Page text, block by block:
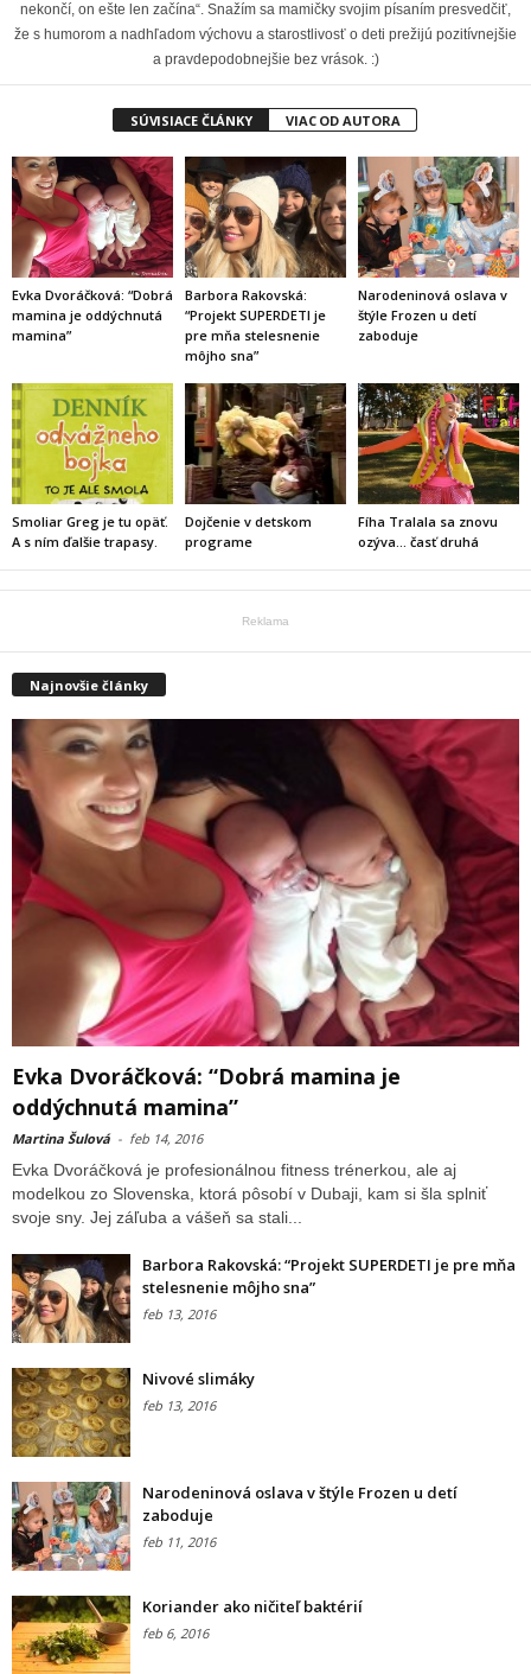
nekončí, on ešte len začína“. Snažím sa mamičky svojim písaním presvedčiť,
že s humorom a nadhľadom výchovu a starostlivosť o deti prežijú pozitívnejšie
a pravdepodobnejšie bez vrások. :)
SÚVISIACE ČLÁNKY VIAC OD AUTORA
Evka Dvoráčková: “Dobrá
mamina je oddýchnutá
mamina”
Barbora Rakovská:
“Projekt SUPERDETI je
pre mňa stelesnenie
môjho sna”
Narodeninová oslava v
štýle Frozen u detí
zaboduje
Smoliar Greg je tu opäť.
A s ním ďalšie trapasy.
Dojčenie v detskom
programe
Fíha Tralala sa znovu
ozýva… časť druhá
Reklama
Najnovšie články
Evka Dvoráčková: “Dobrá mamina je
oddýchnutá mamina”
Martina Šulová - feb 14, 2016
Evka Dvoráčková je profesionálnou fitness trénerkou, ale aj
modelkou zo Slovenska, ktorá pôsobí v Dubaji, kam si šla splniť
svoje sny. Jej záľuba a vášeň sa stali...
Barbora Rakovská: “Projekt SUPERDETI je pre mňa
stelesnenie môjho sna”
feb 13, 2016
Nivové slimáky
feb 13, 2016
Narodeninová oslava v štýle Frozen u detí
zaboduje
feb 11, 2016
Koriander ako ničiteľ baktérií
feb 6, 2016